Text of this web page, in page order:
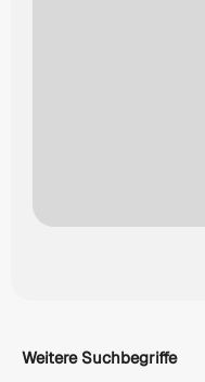
Weitere Suchbegriffe